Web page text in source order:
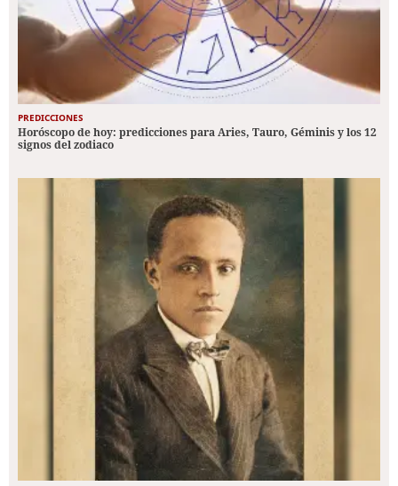
PREDICCIONES
Horóscopo de hoy: predicciones para Aries, Tauro, Géminis y los 12
signos del zodiaco